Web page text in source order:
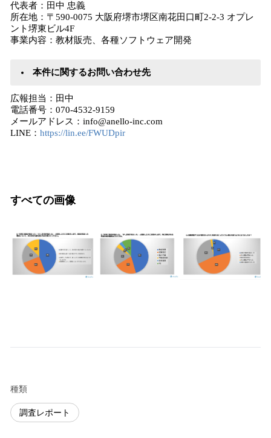
代表者：田中 忠義
所在地：〒590-0075 大阪府堺市堺区南花田口町2-2-3 オプレ
ント堺東ビル4F
事業内容：教材販売、各種ソフトウェア開発
本件に関するお問い合わせ先
広報担当：田中
電話番号：070-4532-9159
メールアドレス：info@anello-inc.com
LINE： https://lin.ee/FWUDpir
すべての画像
種類
調査レポート